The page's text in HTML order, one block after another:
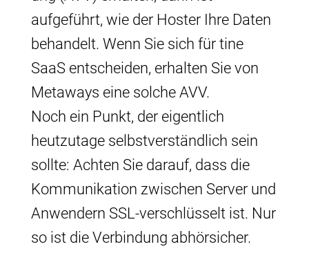
aufgeführt, wie der Hoster Ihre Daten
behandelt. Wenn Sie sich für tine
SaaS entscheiden, erhalten Sie von
Metaways eine solche AVV.
Noch ein Punkt, der eigentlich
heutzutage selbstverständlich sein
sollte: Achten Sie darauf, dass die
Kommunikation zwischen Server und
Anwendern SSL-verschlüsselt ist. Nur
so ist die Verbindung abhörsicher.